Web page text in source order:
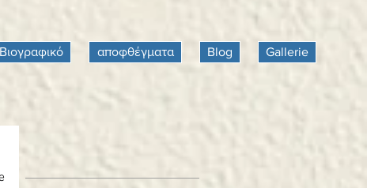
Βιογραφικό αποφθέγματα Blog Gallerie